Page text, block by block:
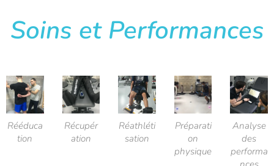
Soins et Performances
Rééduca
tion
Récupér
ation
Réathléti
sation
Préparati
on
physique
Analyse
des
performa